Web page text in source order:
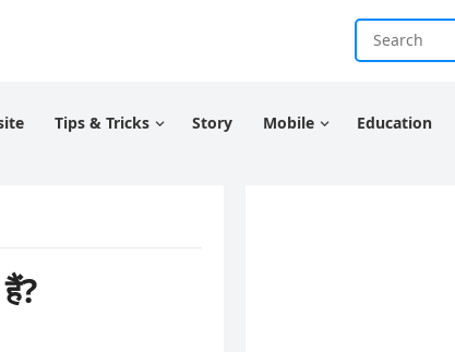
Tips & Tricks Story Mobile Education